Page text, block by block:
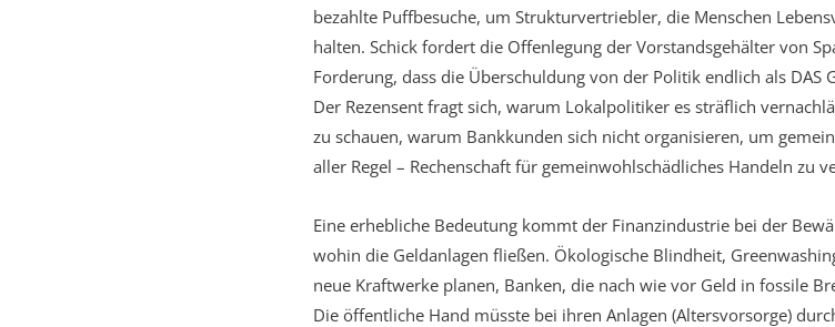
bezahlte Puffbesuche, um Strukturvertriebler, die Menschen
halten. Schick fordert die Offenlegung der Vorstandsgehälter von
Forderung, dass die Überschuldung von der Politik endlich als
Der Rezensent fragt sich, warum Lokalpolitiker es sträflich
zu schauen, warum Bankkunden sich nicht organisieren, um
aller Regel – Rechenschaft für gemeinwohlschädliches Handeln zu
Eine erhebliche Bedeutung kommt der Finanzindustrie bei der
wohin die Geldanlagen fließen. Ökologische Blindheit,
neue Kraftwerke planen, Banken, die nach wie vor Geld in fossile
Die öffentliche Hand müsste bei ihren Anlagen (Altersvorsorge)